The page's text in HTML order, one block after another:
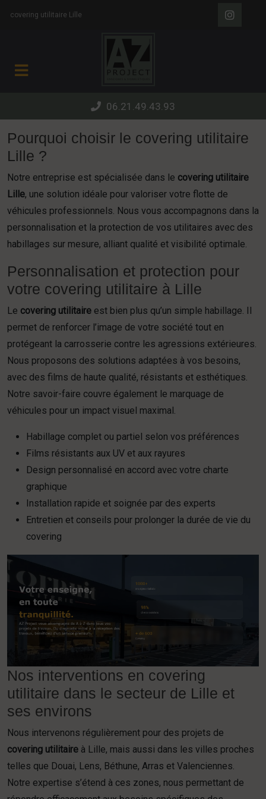
covering utilitaire Lille
06.21.49.43.93
Pourquoi choisir le covering utilitaire
Lille ?
Notre entreprise est spécialisée dans le covering utilitaire
Lille, une solution idéale pour valoriser votre flotte de
véhicules professionnels. Nous vous accompagnons dans la
personnalisation et la protection de vos utilitaires avec des
habillages sur mesure, alliant qualité et visibilité optimale.
Personnalisation et protection pour
votre covering utilitaire à Lille
Le covering utilitaire est bien plus qu’un simple habillage. Il
permet de renforcer l’image de votre société tout en
protégeant la carrosserie contre les agressions extérieures.
Nous proposons des solutions adaptées à vos besoins,
avec des films de haute qualité, résistants et esthétiques.
Notre savoir-faire couvre également le marquage de
véhicules pour un impact visuel maximal.
Habillage complet ou partiel selon vos préférences
Films résistants aux UV et aux rayures
Design personnalisé en accord avec votre charte
graphique
Installation rapide et soignée par des experts
Entretien et conseils pour prolonger la durée de vie du
covering
Nos interventions en covering
utilitaire dans le secteur de Lille et
ses environs
Nous intervenons régulièrement pour des projets de
covering utilitaire à Lille, mais aussi dans les villes proches
telles que Douai, Lens, Béthune, Arras et Valenciennes.
Notre expertise s’étend à ces zones, nous permettant de